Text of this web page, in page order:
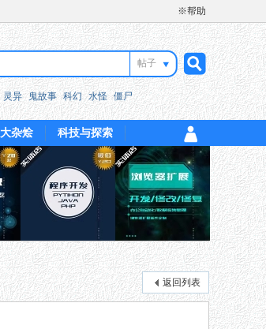
※帮助
帖子
搜
索
灵异 鬼故事 科幻 水怪 僵尸
大杂烩 科技与探索
返回列表